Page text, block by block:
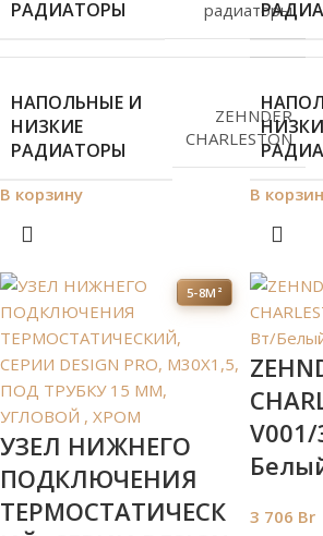
РАДИАТОРЫ
радиаторы
НАПОЛЬНЫЕ И
НИЗКИЕ
РАДИАТОРЫ
ZEHNDER
CHARLESTON
В корзину В
5-8М²
УЗЕЛ НИЖНЕГО
ПОДКЛЮЧЕНИЯ
ТЕРМОСТАТИЧЕСК
3 706 Br